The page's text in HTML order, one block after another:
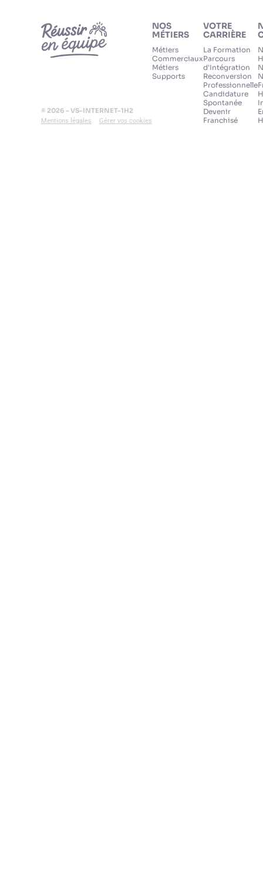
© 2026 - VS-INTERNET-1H2
Mentions légales Gérer vos cookies
NOS
MÉTIERS
Métiers
Commerciaux
Métiers
Supports
VOTRE
CARRIÈRE
La Formation
Parcours
d'Intégration
Reconversion
Professionnelle
Candidature
Spontanée
Devenir
Franchisé